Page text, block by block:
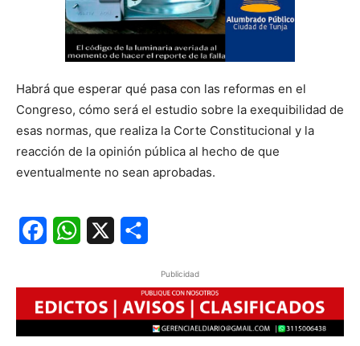
Habrá que esperar qué pasa con las reformas en el
Congreso, cómo será el estudio sobre la exequibilidad de
esas normas, que realiza la Corte Constitucional y la
reacción de la opinión pública al hecho de que
eventualmente no sean aprobadas.
FacebookWhatsApp
Publicidad